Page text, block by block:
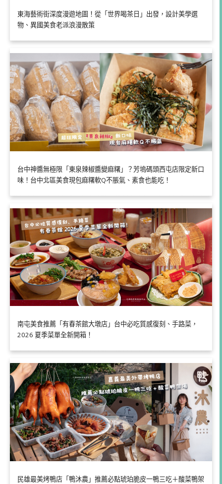
東海藝術街深度漫遊地圖！從「世界喝茶日」出發，設計美學選
物、異國美食老派浪漫散策
台中神醬無極限「東泉辣椒醬變麻糬」？芳塢碼頭西屯店限定新口
味！台中北區美食現包麻糬軟Q不脹氣、素食也能吃！
南屯美食推薦「有春茶館大墩店」台中必吃質感復刻、手路菜，
2026 夏季菜單全新開箱！
民雄最美烤鴨店「鴨沐農」推薦必點琥珀脆皮一鴨三吃＋酸菜鴨架